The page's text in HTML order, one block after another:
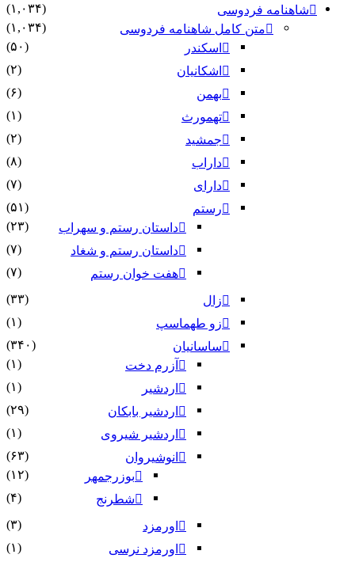
شاهنامه فردوسی
(۱,۰۳۴)
متن کامل شاهنامه فردوسی
(۱,۰۳۴)
اسکندر
(۵۰)
اشکانیان
(۲)
بهمن
(۶)
تهمورث
(۱)
جمشید
(۲)
داراب
(۸)
دارای
(۷)
رستم
(۵۱)
داستان رستم و سهراب
(۲۳)
داستان رستم و شغاد
(۷)
هفت خوان رستم‏
(۷)
زال
(۳۳)
زو طهماسپ‏
(۱)
ساسانیان
(۳۴۰)
آزرم دخت
(۱)
اردشیر
(۱)
اردشیر بابکان
(۲۹)
اردشیر شیروی
(۱)
انوشیروان
(۶۳)
بوزرجمهر
(۱۲)
شطرنج
(۴)
اورمزد
(۳)
اورمزد نرسى‏
(۱)